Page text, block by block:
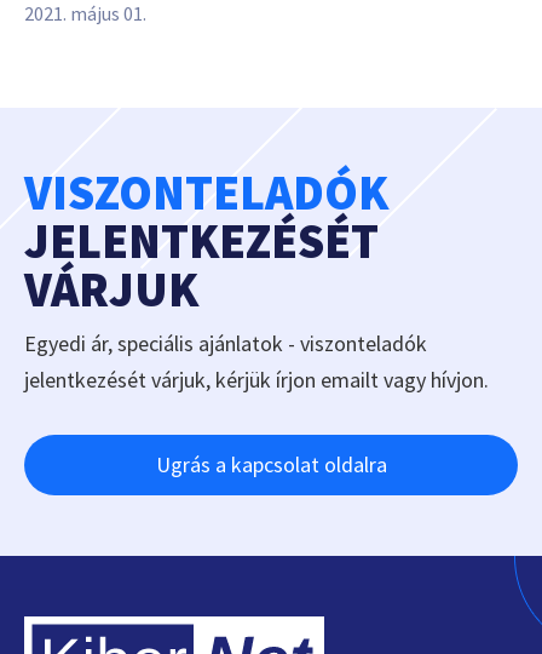
2021. május 01.
VISZONTELADÓK
JELENTKEZÉSÉT
VÁRJUK
Egyedi ár, speciális ajánlatok - viszonteladók
jelentkezését várjuk, kérjük írjon emailt vagy hívjon.
Ugrás a kapcsolat oldalra